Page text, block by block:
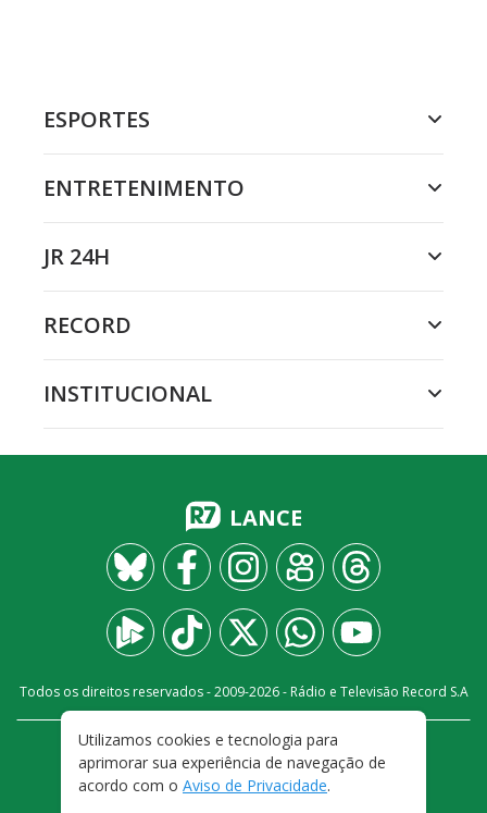
ESPORTES
ENTRETENIMENTO
JR 24H
RECORD
INSTITUCIONAL
LANCE
Todos os direitos reservados - 2009-2026- Rádio e Televisão Record S.A
FALE CONOSCO
PRIVACIDADE
TERMOS E CONDIÇÕES DE USO
Utilizamos cookies e tecnologia para
aprimorar sua experiência de navegação de
acordo com o Aviso de Privacidade.